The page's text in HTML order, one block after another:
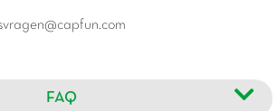
FAQ